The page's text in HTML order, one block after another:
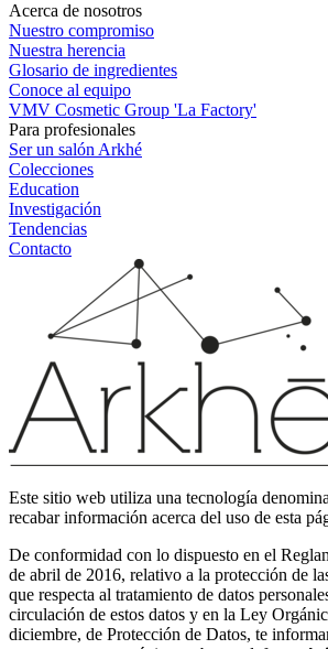
Acerca de nosotros
Nuestro compromiso
Nuestra herencia
Glosario de ingredientes
Conoce al equipo
VMV Cosmetic Group 'La Factory'
Para profesionales
Ser un salón Arkhé
Colecciones
Education
Investigación
Tendencias
Contacto
Este sitio web utiliza una tecnología
recabar información acerca del uso de esta
De conformidad con lo dispuesto en el
de abril de 2016, relativo a la protección de
que respecta al tratamiento de datos
circulación de estos datos y en la Ley
diciembre, de Protección de Datos, te